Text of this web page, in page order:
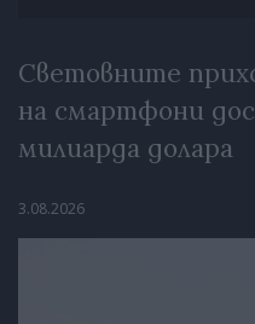
Световните
на смартфони
милиарда долара
3.08.2026